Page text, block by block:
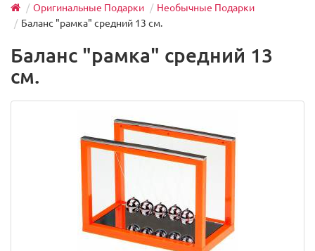
Оригинальные Подарки
Необычные Подарки
Баланс "рамка" средний 13 см.
Баланс "рамка" средний 13
см.